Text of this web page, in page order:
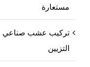
مستعارة
التزيين